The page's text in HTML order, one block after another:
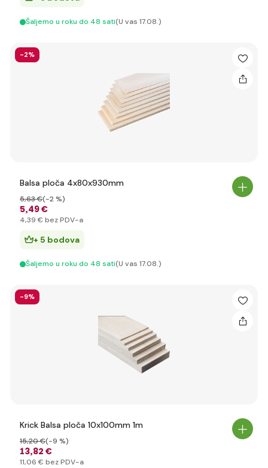
Šaljemo u roku do 48 sati(U vas 17.08.)
-2%
Balsa ploča 4x80x930mm
5,49 €
5,63 €(-2 %)
4,39 € bez PDV-a
+ 5 bodova
Šaljemo u roku do 48 sati(U vas 17.08.)
-9%
Krick Balsa ploča 10x100mm 1m
13,82 €
15,20 €(-9 %)
11,06 € bez PDV-a